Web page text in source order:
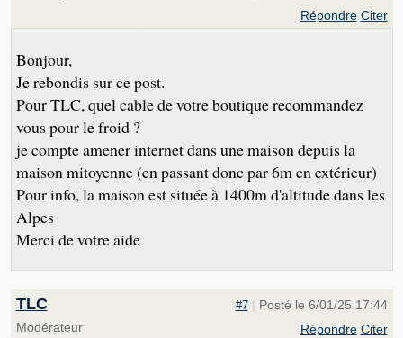
Répondre Citer
Bonjour,
Je rebondis sur ce post.
Pour TLC, quel cable de votre boutique recommandez
vous pour le froid ?
je compte amener internet dans une maison depuis la
maison mitoyenne (en passant donc par 6m en extérieur)
Pour info, la maison est située à 1400m d'altitude dans les
Alpes
Merci de votre aide
TLC
Modérateur
#7 | Posté le 6/01/25 17:44
Répondre Citer